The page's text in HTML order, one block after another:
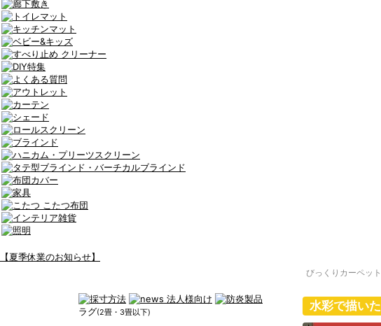
【夏季休業のお知らせ】
ラグ(2畳・3畳以下)
びっくりカーペット
水彩で描い